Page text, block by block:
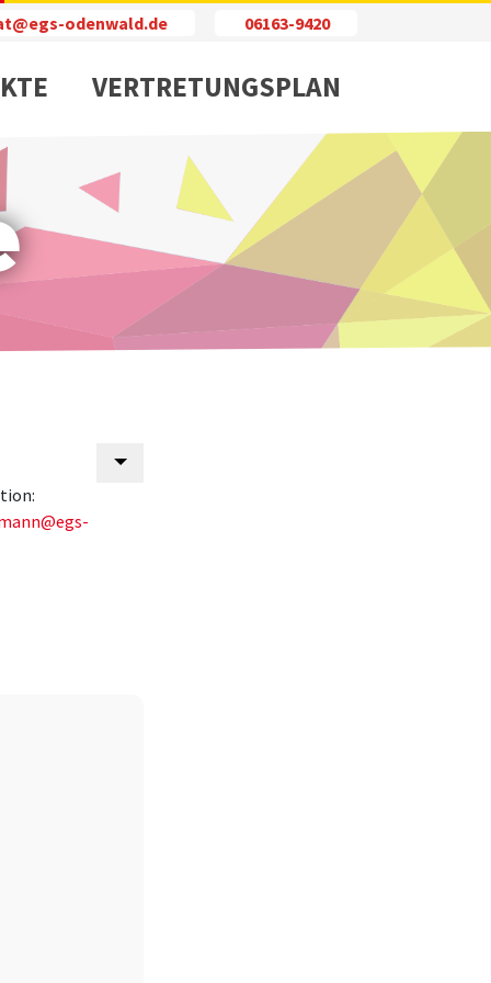
odenwald.de 06163-9420
VERTRETUNGSPLAN